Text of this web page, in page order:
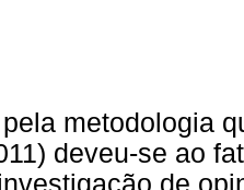
metodologia
deveu-se ao
de